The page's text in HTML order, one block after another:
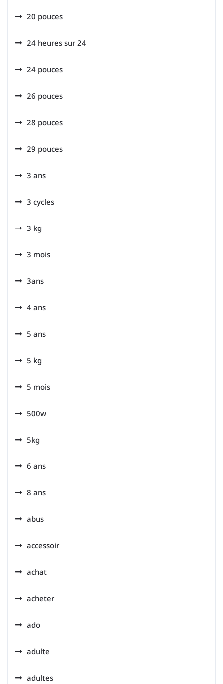
20 pouces
24 heures sur 24
24 pouces
26 pouces
28 pouces
29 pouces
3 ans
3 cycles
3 kg
3 mois
3ans
4 ans
5 ans
5 kg
5 mois
500w
5kg
6 ans
8 ans
abus
accessoir
achat
acheter
ado
adulte
adultes